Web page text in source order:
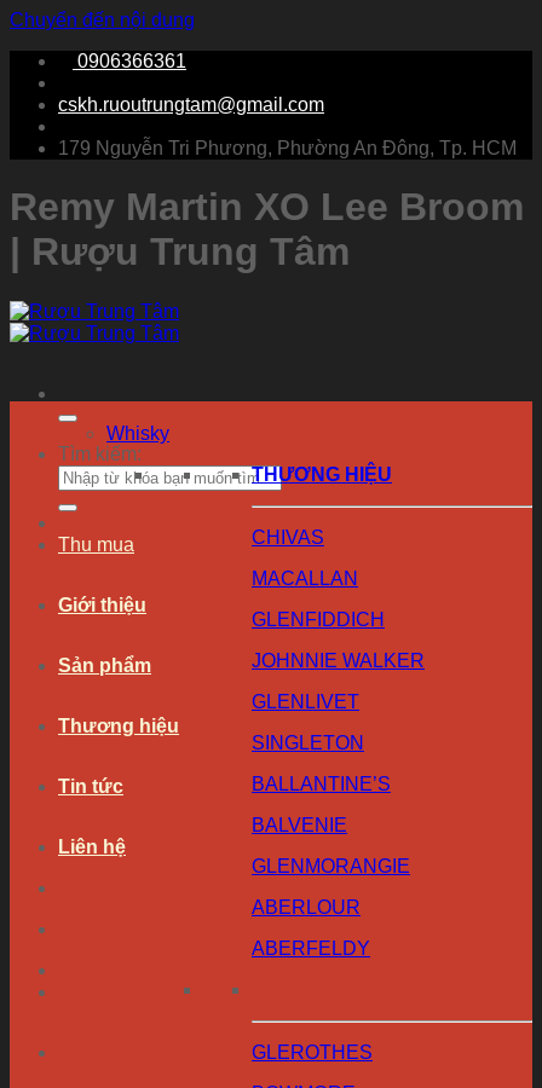
Chuyển đến nội dung
0906366361
cskh.ruoutrungtam@gmail.com
179 Nguyễn Tri Phương, Phường An Đông, Tp. HCM
Remy Martin XO Lee Broom
| Rượu Trung Tâm
Tìm kiếm:
Thu mua
Giới thiệu
Sản phẩm
Thương hiệu
Tin tức
Liên hệ
Whisky
THƯƠNG HIỆU
CHIVAS
MACALLAN
GLENFIDDICH
JOHNNIE WALKER
GLENLIVET
SINGLETON
BALLANTINE’S
BALVENIE
GLENMORANGIE
ABERLOUR
ABERFELDY
GLEROTHES